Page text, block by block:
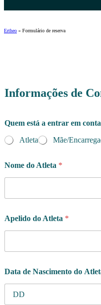
Ertheo » Formulário de reserva
Informações de
Quem está a entrar em
Atleta
Mãe/
Nome do Atleta *
Apelido do Atleta *
Data de Nascimento do